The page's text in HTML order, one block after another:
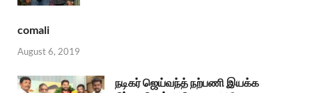
comali
August 6, 2019
நடிகர் ஜெய்வந்த் நற்பணி இயக்க